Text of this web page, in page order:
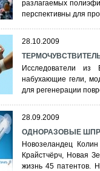
разлагаемых
перспективны для
28.10.2009
Исследователи из
набухающие гели,
для регенерации
28.09.2009
ОДНОРАЗОВЫЕ
Новозеландец
Крайстчёрч, Новая
жизнь 45 патентов.